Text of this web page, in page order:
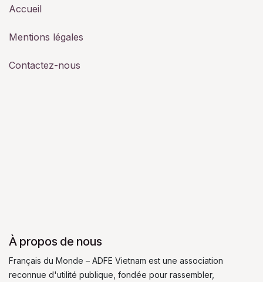
Accueil
Mentions légales
Contactez-nous
À propos de nous
Français du Monde – ADFE Vietnam est une association
reconnue d'utilité publique, fondée pour rassembler,